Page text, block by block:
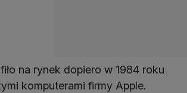
na rynek dopiero w 1984 roku
komputerami firmy Apple.